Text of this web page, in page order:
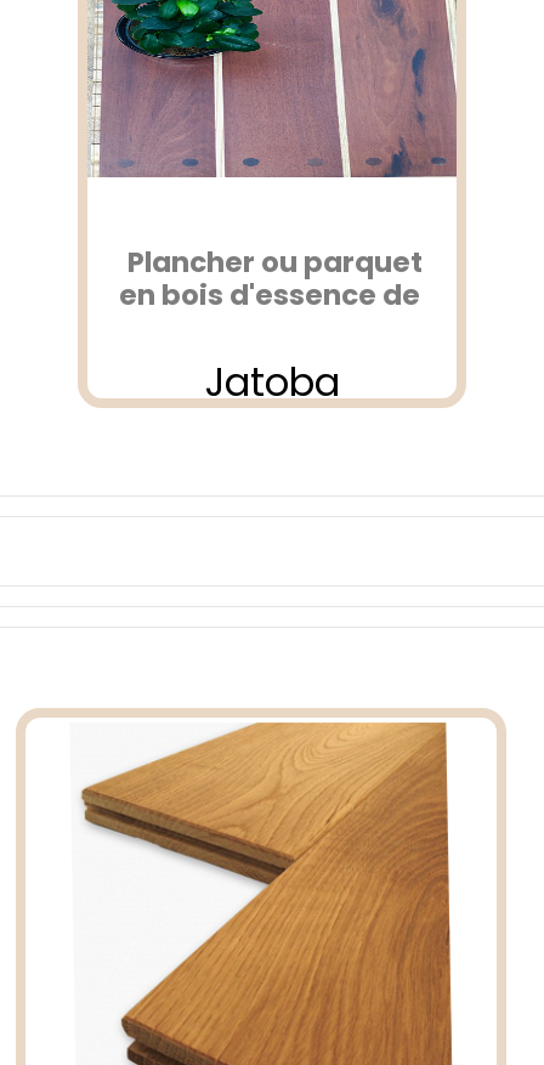
Plancher ou parquet
en bois d'essence de
Jatoba